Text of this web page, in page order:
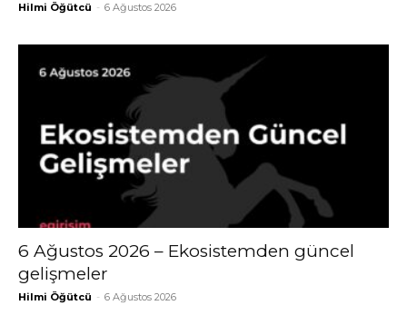
Hilmi Öğütcü - 6 Ağustos 2026
6 Ağustos 2026 – Ekosistemden güncel
gelişmeler
Hilmi Öğütcü - 6 Ağustos 2026